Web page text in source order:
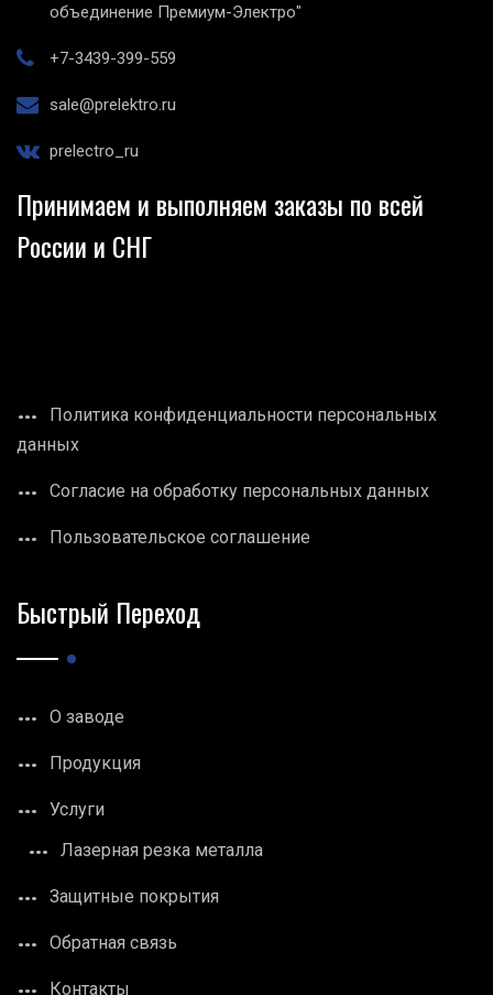
объединение Премиум-Электро"
+7-3439-399-559
sale@prelektro.ru
prelectro_ru
Принимаем и выполняем заказы по всей
России и СНГ
Политика конфиденциальности персональных
данных
Согласие на обработку персональных данных
Пользовательское соглашение
Быстрый Переход
О заводе
Продукция
Услуги
Лазерная резка металла
Защитные покрытия
Обратная связь
Контакты